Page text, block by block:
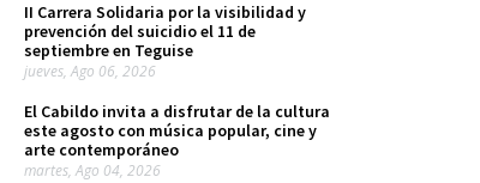
II Carrera Solidaria por la visibilidad y
prevención del suicidio el 11 de
septiembre en Teguise
jueves, Ago 06, 2026
El Cabildo invita a disfrutar de la cultura
este agosto con música popular, cine y
arte contemporáneo
martes, Ago 04, 2026